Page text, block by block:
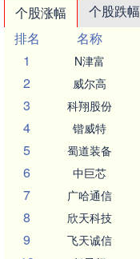
个股涨幅 个股跌幅
排名
名称
1
N津富
2 威尔高
3 科翔股份
4 锴威特
5 蜀道装备
6 中巨芯
7 广哈通信
8 欣天科技
9 飞天诚信